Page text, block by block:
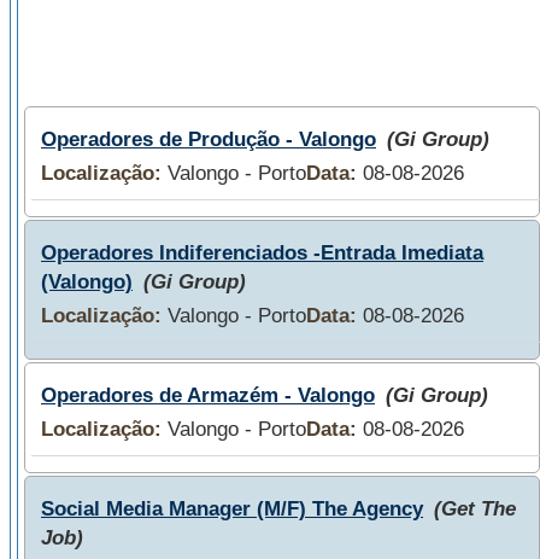
Operadores de Produção - Valongo (Gi Group)
Localização: Valongo - PortoData: 08-08-2026
Operadores Indiferenciados -Entrada Imediata
(Valongo) (Gi Group)
Localização: Valongo - PortoData: 08-08-2026
Operadores de Armazém - Valongo (Gi Group)
Localização: Valongo - PortoData: 08-08-2026
Social Media Manager (M/F) The Agency (Get The
Job)